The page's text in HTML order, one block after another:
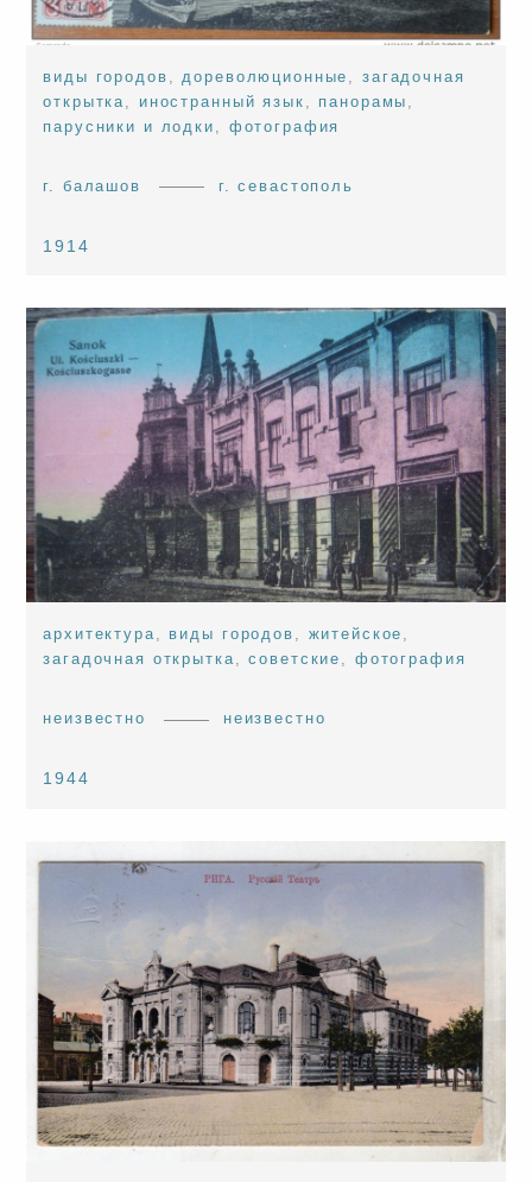
виды городов ,дореволюционные ,загадочная
открытка, иностранный язык , панорамы ,
парусники и лодки , фотография
г. балашов г. севастополь
1914
архитектура, виды городов , житейское ,
загадочная открытка,советские , фотография
неизвестно неизвестно
1944